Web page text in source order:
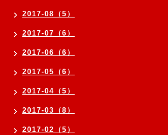
2017-08（5）
2017-07（6）
2017-06（6）
2017-05（6）
2017-04（5）
2017-03（8）
2017-02（5）